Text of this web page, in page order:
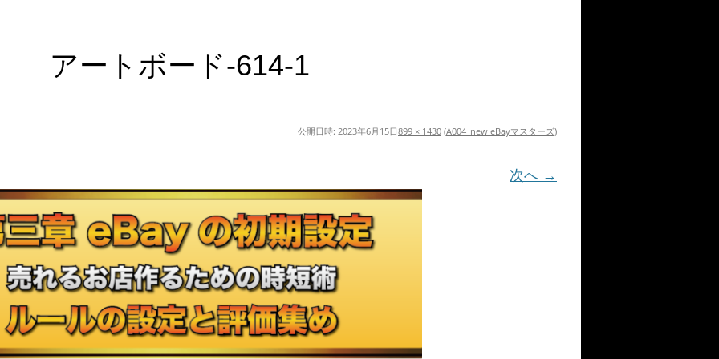
アートボード-614-1
公開日時: 2023年6月15日899 × 1430 (A004_new eBayマスターズ)
次へ →